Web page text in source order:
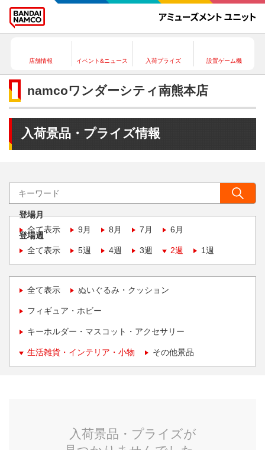
店舗情報 イベント&ニュース 入荷プライズ 設置ゲーム機
namcoワンダーシティ南熊本店
入荷景品・プライズ情報
登場月
全て表示
9月 8月 7月 6月
登場週
全て表示
5週 4週 3週 2週 1週
全て表示 ぬいぐるみ・クッション
フィギュア・ホビー
キーホルダー・マスコット・アクセサリー
生活雑貨・インテリア・小物 その他景品